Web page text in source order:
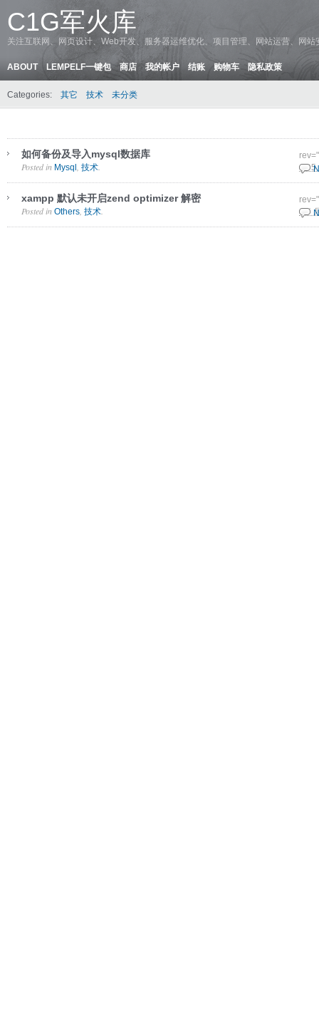
C1G军火库
关注互联网、网页设计、Web开发、服务器运维优化、项目管理、网站运营、网
ABOUT LEMPELF一键包 商店 我的帐户 结账 购物车 隐私政策
Categories: 其它 技术 未分类
如何备份及导入mysql数据库
10 5
Posted in Mysql 技术
xampp 默认未开启zend optimizer 解密
9 5
Posted in Others 技术